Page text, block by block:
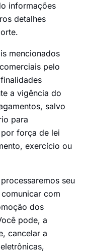
informações
detalhes
mencionados
pelo
a vigência do
salvo
para
força de lei
exercício ou
seu
com
dos
pode, a
cancelar a